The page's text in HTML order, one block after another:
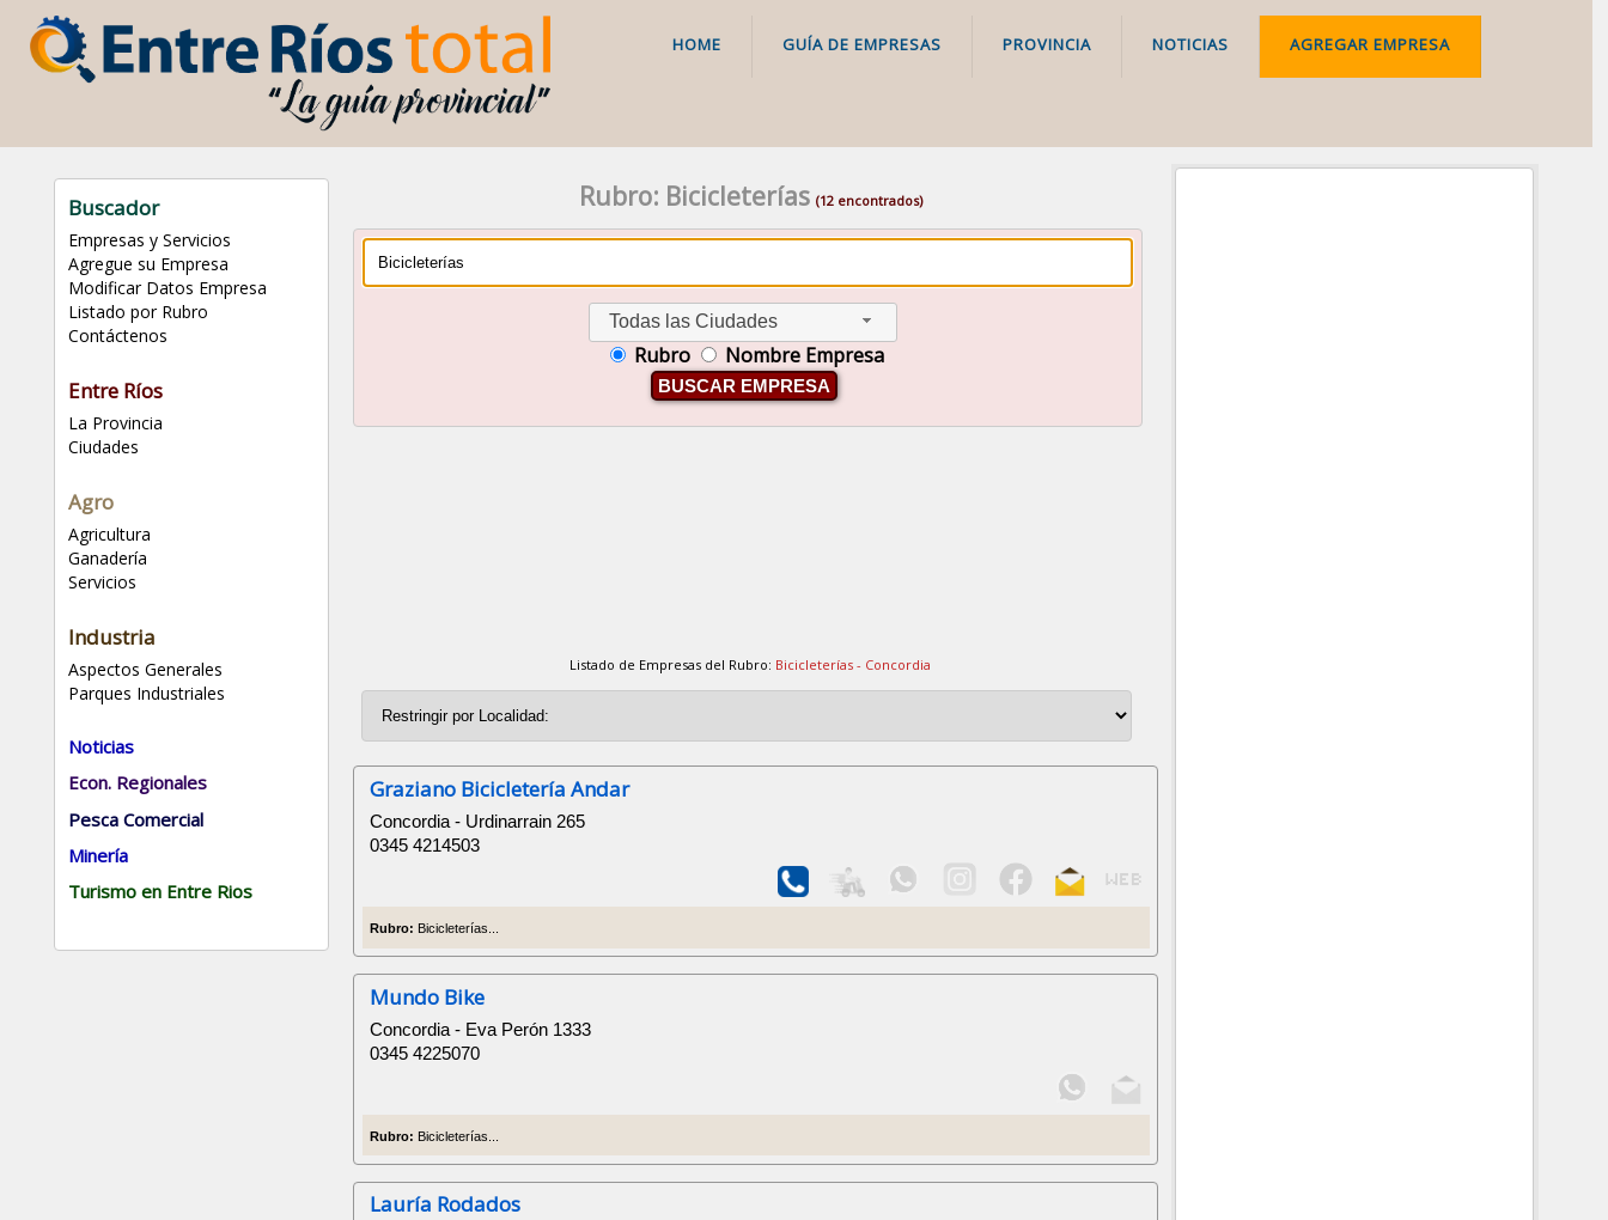
HOME GUÍA DE EMPRESAS PROVINCIA NOTICIAS AGREGAR EMPRESA
Buscador
Empresas y Servicios
Agregue su Empresa
Modificar Datos Empresa
Listado por Rubro
Contáctenos
Entre Ríos
La Provincia
Ciudades
Agro
Agricultura
Ganadería
Servicios
Industria
Aspectos Generales
Parques Industriales
Noticias
Econ. Regionales
Pesca Comercial
Minería
Turismo en Entre Rios
Rubro: Bicicleterías (12 encontrados)
Todas las Ciudades
Rubro Nombre Empresa
BUSCAR EMPRESA
Listado de Empresas del Rubro: Bicicleterías - Concordia
Graziano Bicicletería Andar
Concordia - Urdinarrain 265
0345 4214503
Rubro: Bicicleterías...
Mundo Bike
Concordia - Eva Perón 1333
0345 4225070
Rubro: Bicicleterías...
Lauría Rodados